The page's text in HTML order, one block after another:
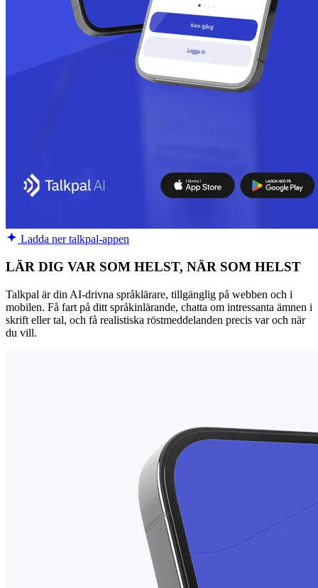
Ladda ner talkpal-appen
LÄR DIG VAR SOM HELST, NÄR SOM HELST
Talkpal är din AI-drivna språklärare, tillgänglig på webben och i
mobilen. Få fart på ditt språkinlärande, chatta om intressanta ämnen i
skrift eller tal, och få realistiska röstmeddelanden precis var och när
du vill.